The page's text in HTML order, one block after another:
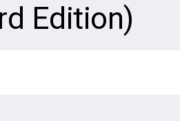
Edition)